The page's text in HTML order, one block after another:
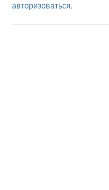
авторизоваться.